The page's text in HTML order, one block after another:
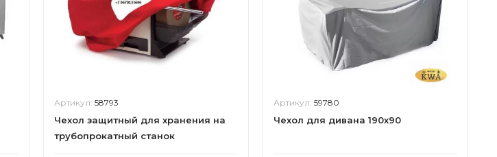
Артикул: 58793
Чехол защитный для хранения на
трубопрокатный станок
Артикул: 59780
Чехол для дивана 190х90